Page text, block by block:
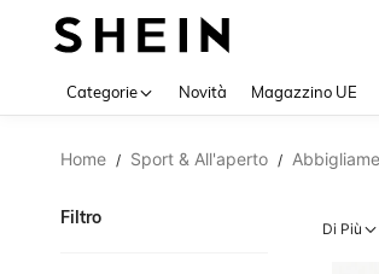
Categorie Novità Magazzino UE
Home / Sport & All'aperto /
Filtro
Di Più